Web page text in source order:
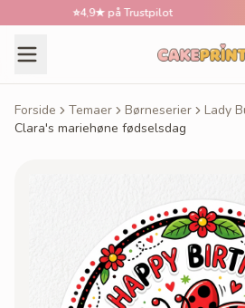
4,9★ på Trustpilot
Forside Temaer Børneserier
Lady
Clara's mariehøne fødselsdag